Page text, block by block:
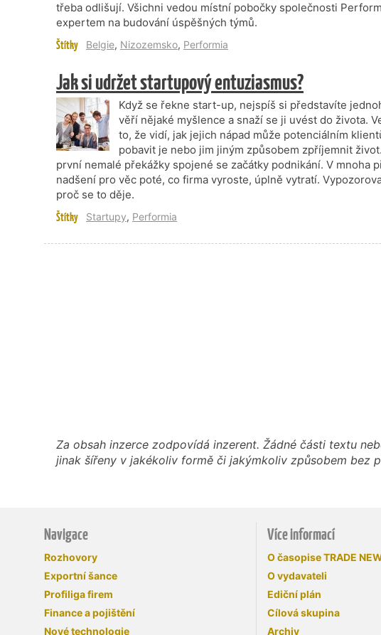
třeba odlišují. Všichni vedou místní pobočky společnosti
expertem na budování úspěšných týmů.
Štítky Belgie, Nizozemsko, Performia
Jak si udržet startupový entuziasmus?
Když se řekne start-up, nejspíš si představíte
věří nějaké myšlence a snaží se ji uvést do života.
to, že vidí, jak jejich nápad může potenciálním
pobavit je nebo jim jiným způsobem zpříjemnit
první nemalé překážky spojené se začátky podnikání. V mnoha
nadšení pro věc poté, co firma vyroste, úplně vytratí.
proč se to děje.
Štítky Startupy, Performia
Za obsah inzerce zodpovídá inzerent. Žádné části textu
jinak šířeny v jakékoliv formě či jakýmkoliv způsobem bez
Navigace
Rozhovory
Exportní šance
Profiliga firem
Finance a pojištění
Nové technologie
Více informací
O časopise TRADE
O vydavateli
Ediční plán
Cílová skupina
Archiv